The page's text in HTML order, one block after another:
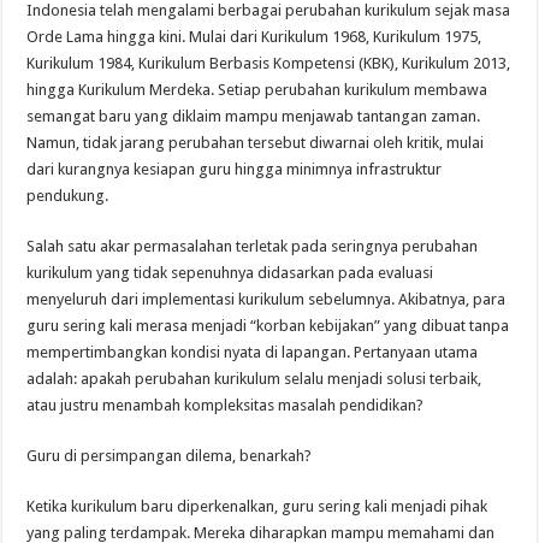
Indonesia telah mengalami berbagai perubahan kurikulum sejak masa
Orde Lama hingga kini. Mulai dari Kurikulum 1968, Kurikulum 1975,
Kurikulum 1984, Kurikulum Berbasis Kompetensi (KBK), Kurikulum 2013,
hingga Kurikulum Merdeka. Setiap perubahan kurikulum membawa
semangat baru yang diklaim mampu menjawab tantangan zaman.
Namun, tidak jarang perubahan tersebut diwarnai oleh kritik, mulai
dari kurangnya kesiapan guru hingga minimnya infrastruktur
pendukung.
Salah satu akar permasalahan terletak pada seringnya perubahan
kurikulum yang tidak sepenuhnya didasarkan pada evaluasi
menyeluruh dari implementasi kurikulum sebelumnya. Akibatnya, para
guru sering kali merasa menjadi “korban kebijakan” yang dibuat tanpa
mempertimbangkan kondisi nyata di lapangan. Pertanyaan utama
adalah: apakah perubahan kurikulum selalu menjadi solusi terbaik,
atau justru menambah kompleksitas masalah pendidikan?
Guru di persimpangan dilema, benarkah?
Ketika kurikulum baru diperkenalkan, guru sering kali menjadi pihak
yang paling terdampak. Mereka diharapkan mampu memahami dan